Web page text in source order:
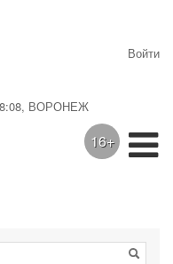
ВОРОНЕЖ
Войти
16+